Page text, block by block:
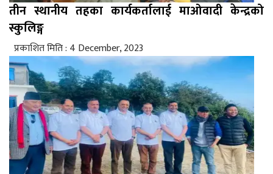
तीन स्थानीय तहका कार्यकर्तालाई माओवादी केन्द्रको
स्कुलिङ्ग
प्रकाशित मिति : 4 December, 2023